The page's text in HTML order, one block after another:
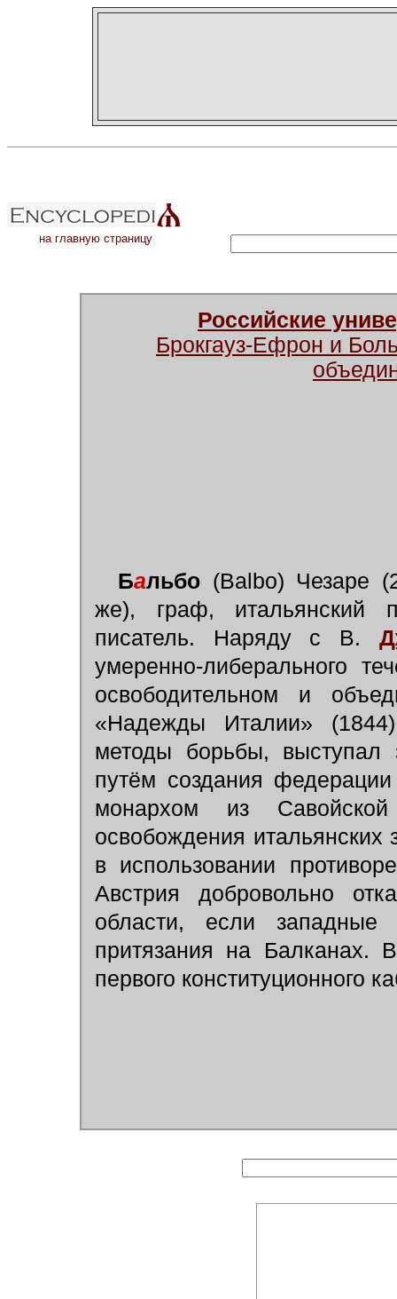
на главную страницу
Российские
Брокгауз-Ефрон и
Бальбо (Balbo) Чезаре
же), граф, итальянский
писатель. Наряду с В.
умеренно-либерального
освободительном и
«Надежды Италии»
методы борьбы, выступал
путём создания
монархом из
освобождения итальянских
в использовании
Австрия добровольно
области, если западные
притязания на
первого конституционного